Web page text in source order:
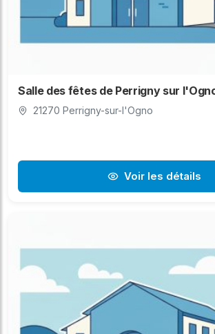
Salle des fêtes de Perrigny sur
21270 Perrigny-sur-l'Ogno
Voir les détails